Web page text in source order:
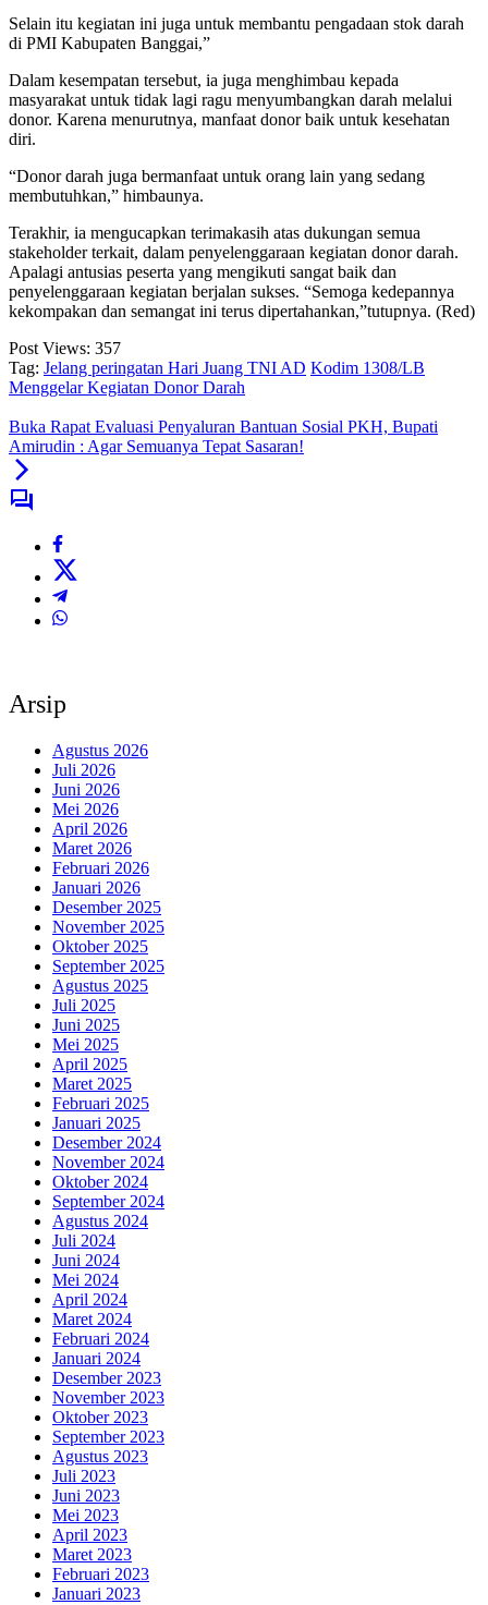
Selain itu kegiatan ini juga untuk membantu pengadaan stok darah
di PMI Kabupaten Banggai,”
Dalam kesempatan tersebut, ia juga menghimbau kepada
masyarakat untuk tidak lagi ragu menyumbangkan darah melalui
donor. Karena menurutnya, manfaat donor baik untuk kesehatan
diri.
“Donor darah juga bermanfaat untuk orang lain yang sedang
membutuhkan,” himbaunya.
Terakhir, ia mengucapkan terimakasih atas dukungan semua
stakeholder terkait, dalam penyelenggaraan kegiatan donor darah.
Apalagi antusias peserta yang mengikuti sangat baik dan
penyelenggaraan kegiatan berjalan sukses. “Semoga kedepannya
kekompakan dan semangat ini terus dipertahankan,”tutupnya. (Red)
Post Views: 357
Tag: Jelang peringatan Hari Juang TNI AD Kodim 1308/LB
Menggelar Kegiatan Donor Darah
Buka Rapat Evaluasi Penyaluran Bantuan Sosial PKH, Bupati
Amirudin : Agar Semuanya Tepat Sasaran!
Arsip
Agustus 2026
Juli 2026
Juni 2026
Mei 2026
April 2026
Maret 2026
Februari 2026
Januari 2026
Desember 2025
November 2025
Oktober 2025
September 2025
Agustus 2025
Juli 2025
Juni 2025
Mei 2025
April 2025
Maret 2025
Februari 2025
Januari 2025
Desember 2024
November 2024
Oktober 2024
September 2024
Agustus 2024
Juli 2024
Juni 2024
Mei 2024
April 2024
Maret 2024
Februari 2024
Januari 2024
Desember 2023
November 2023
Oktober 2023
September 2023
Agustus 2023
Juli 2023
Juni 2023
Mei 2023
April 2023
Maret 2023
Februari 2023
Januari 2023